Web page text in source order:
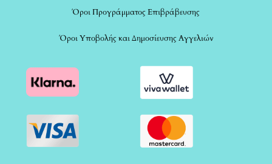
Όροι Προγράμματος Επιβράβευσης
Όροι Υποβολής και Δημοσίευσης Αγγελιών